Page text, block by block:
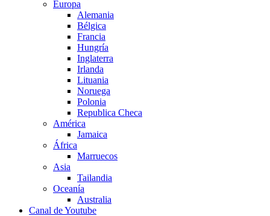
Europa
Alemania
Bélgica
Francia
Hungría
Inglaterra
Irlanda
Lituania
Noruega
Polonia
Republica Checa
América
Jamaica
África
Marruecos
Asia
Tailandia
Oceanía
Australia
Canal de Youtube